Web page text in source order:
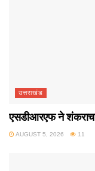
उत्तराखंड
एसडीआरएफ ने
AUGUST 5, 2026 11